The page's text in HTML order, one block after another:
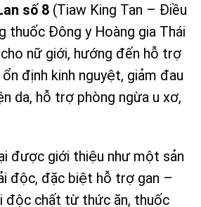
số 8 (Tiaw King Tan – Điều
thuốc Đông y Hoàng gia Thái
cho nữ giới, hướng đến hỗ trợ
định kinh nguyệt, giảm đau
da, hỗ trợ phòng ngừa u xơ,
được giới thiệu như một sản
độc, đặc biệt hỗ trợ gan –
độc chất từ thức ăn, thuốc